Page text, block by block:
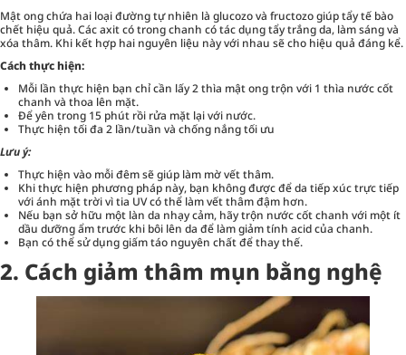
Mật ong chứa hai loại đường tự nhiên là glucozo và fructozo giúptẩy tế bào
chết hiệu quả. Các axit có trong chanh có tác dụng tẩy trắng da, làm sáng và
xóa thâm. Khi kết hợp hai nguyên liệu này với nhau sẽ cho hiệu quả đáng kể.
Cách thực hiện:
Mỗi lần thực hiện bạn chỉ cần lấy 2 thìa mật ong trộn với 1 thìa nước cốt
chanh và thoa lên mặt.
Để yên trong 15 phút rồi rửa mặt lại với nước.
Thực hiện tối đa 2 lần/tuần và chống nắng tối ưu
Lưu ý:
Thực hiện vào mỗi đêm sẽ giúp làm mờ vết thâm.
Khi thực hiện phương pháp này, bạn không được để da tiếp xúc trực tiếp
với ánh mặt trời vì tia UV có thể làm vết thâm đậm hơn.
Nếu bạn sở hữu một làn da nhạy cảm, hãy trộn nước cốt chanh với một ít
dầu dưỡng ẩm trước khi bôi lên da để làm giảm tính acid của chanh.
Bạn có thể sử dụng giấm táo nguyên chất để thay thế.
2. Cách giảm thâm mụn bằng nghệ